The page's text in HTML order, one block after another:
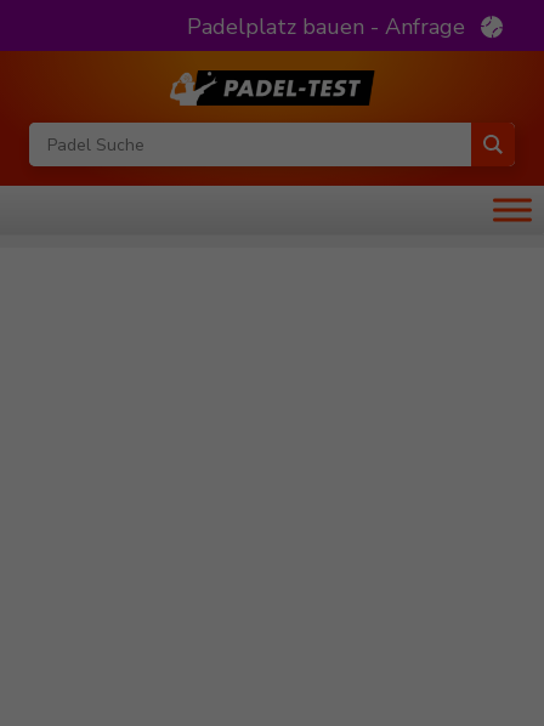
Padelplatz bauen - Anfrage